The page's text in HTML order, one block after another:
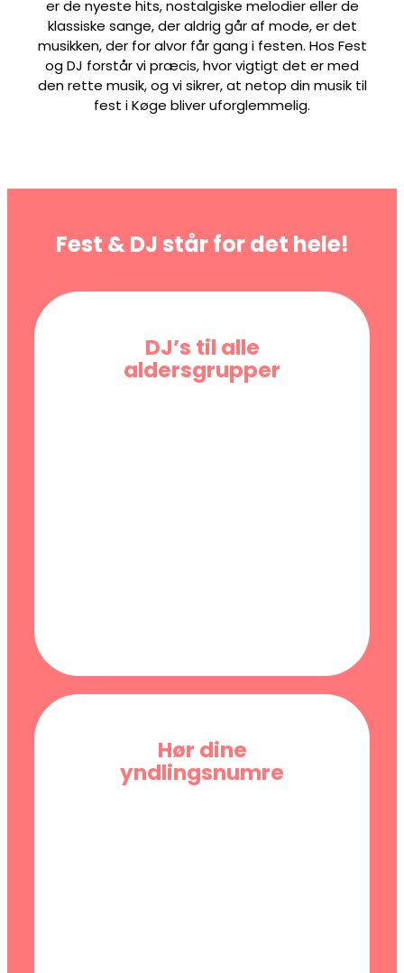
er de nyeste hits, nostalgiske melodier eller de
klassiske sange, der aldrig går af mode, er det
musikken, der for alvor får gang i festen. Hos Fest
og DJ forstår vi præcis, hvor vigtigt det er med
den rette musik, og vi sikrer, at netop din musik til
fest i Køge bliver uforglemmelig.
Fest & DJ står for det hele!
DJ’s til alle
aldersgrupper
Hør dine
yndlingsnumre